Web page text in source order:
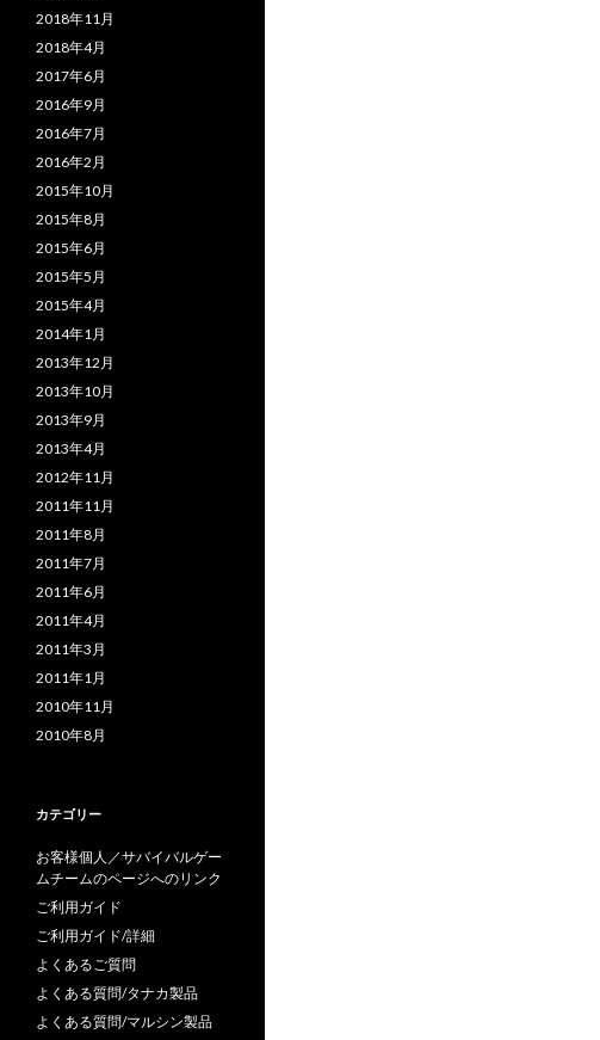
2018年11月
2018年4月
2017年6月
2016年9月
2016年7月
2016年2月
2015年10月
2015年8月
2015年6月
2015年5月
2015年4月
2014年1月
2013年12月
2013年10月
2013年9月
2013年4月
2012年11月
2011年11月
2011年8月
2011年7月
2011年6月
2011年4月
2011年3月
2011年1月
2010年11月
2010年8月
カテゴリー
お客様個人／サバイバルゲー
ムチームのページへのリンク
ご利用ガイド
ご利用ガイド/詳細
よくあるご質問
よくある質問/タナカ製品
よくある質問/マルシン製品